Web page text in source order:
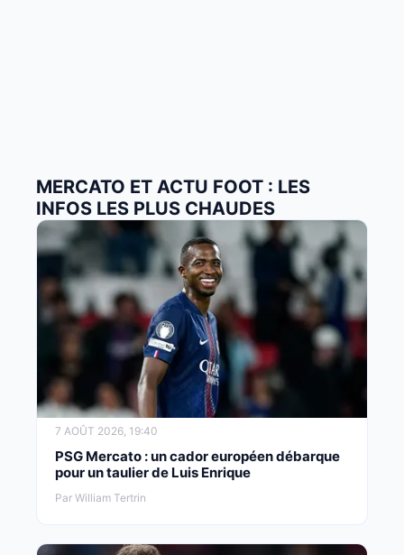
MERCATO ET ACTU FOOT : LES
INFOS LES PLUS CHAUDES
7 AOÛT 2026, 19:40
PSG Mercato : un cador européen débarque
pour un taulier de Luis Enrique
Par William Tertrin